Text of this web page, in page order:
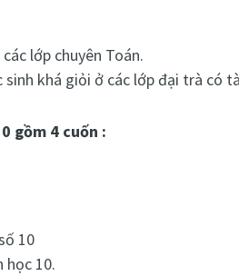
lớp chuyên Toán.
sinh khá giỏi ở các lớp đại trà
gồm 4 cuốn :
10
học 10.